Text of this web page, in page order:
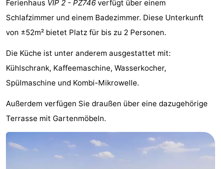
-
Buitenheem
-
De
Oase
-
Duinoord
-
Ginsterveld
-
Julianahoeve
-
Livingstone
-
Ferienhaus VIP 2 - PZ746 verfügt über einem
Schlafzimmer und einem Badezimmer. Diese Unterkunft
von ±52m² bietet Platz für bis zu 2 Personen.
Die Küche ist unter anderem ausgestattet mit:
Kühlschrank, Kaffeemaschine, Wasserkocher,
Spülmaschine und Kombi-Mikrowelle.
Außerdem verfügen Sie draußen über eine dazugehörige
Terrasse mit Gartenmöbeln.